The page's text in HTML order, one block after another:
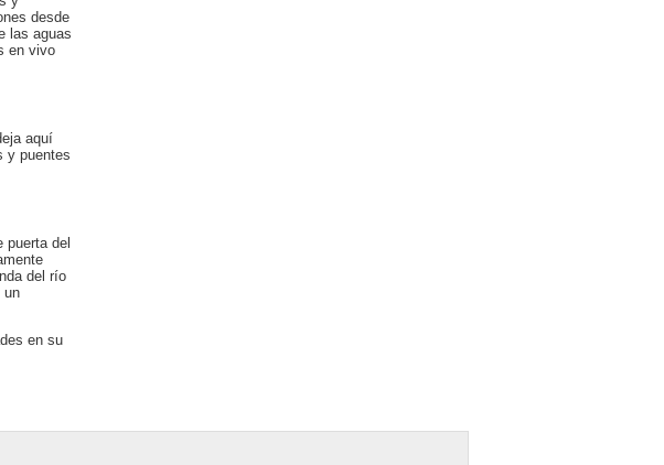
desde
las aguas
en vivo
aquí
y puentes
puerta del
del río
un
en su